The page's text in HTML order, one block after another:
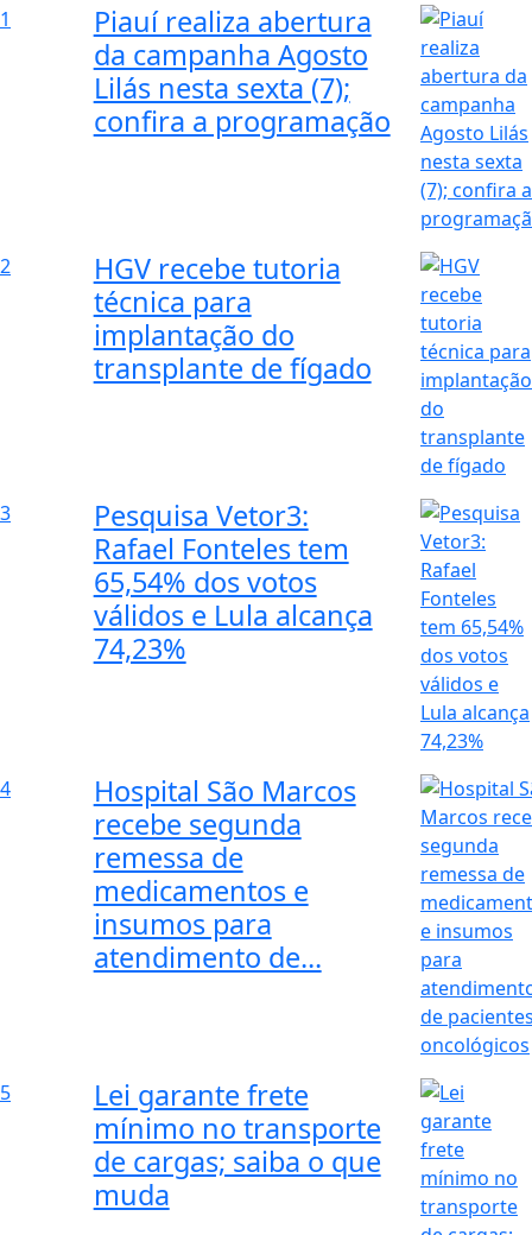
1
Piauí realiza abertura
da campanha Agosto
Lilás nesta sexta (7);
confira a programação
2
HGV recebe tutoria
técnica para
implantação do
transplante de fígado
3
Pesquisa Vetor3:
Rafael Fonteles tem
65,54% dos votos
válidos e Lula alcança
74,23%
4
Hospital São Marcos
recebe segunda
remessa de
medicamentos e
insumos para
atendimento de...
5
Lei garante frete
mínimo no transporte
de cargas; saiba o que
muda